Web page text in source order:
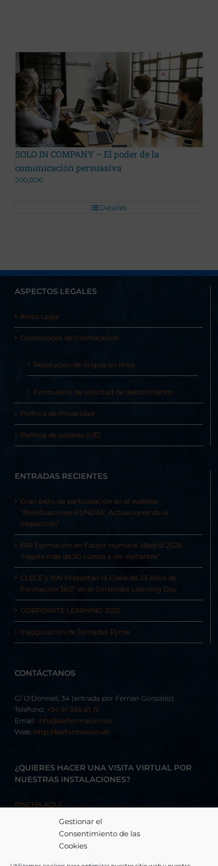
Gestionar el
Consentimiento de las
Cookies
Promoción Terminada
SOLO IN COMPANY – El poder de la
comunicación persuasiva
200,00€
Detalles
ASPECTOS LEGALES
Aviso Legal
Condiciones de Contratación
Resolución de litigios en línea
Formulario de solicitud de desistimiento
Política de Privacidad
Política de cookies (UE)
ENTRADAS RECIENTES
Gran éxito de participación en el webinar
“Bonificaciones FUNDAE: Actuaciones de la
Inspección”
BAI Formación en Factor Humano Madrid 2026
“regala más de 50 cursos a los visitantes”
CLECE y BAI Presentan la Clave de 23 Años de
Formación 360º en el Corporate Learning Day
CORPORATE LEARNING 2025
Inauguración de Jornadas Pyme
CONTÁCTANOS
C/ O'Donnell, 34 (entrada por Fernán González)
Teléfono: +34 91 345 61 19
Email: info@baiformacion.es
Web: http://baiformacion.es
¿QUIERES HACER UNA VISITA VIRTUAL POR
NUESTRAS INSTALACIONES?
PINCHA AQUÍ